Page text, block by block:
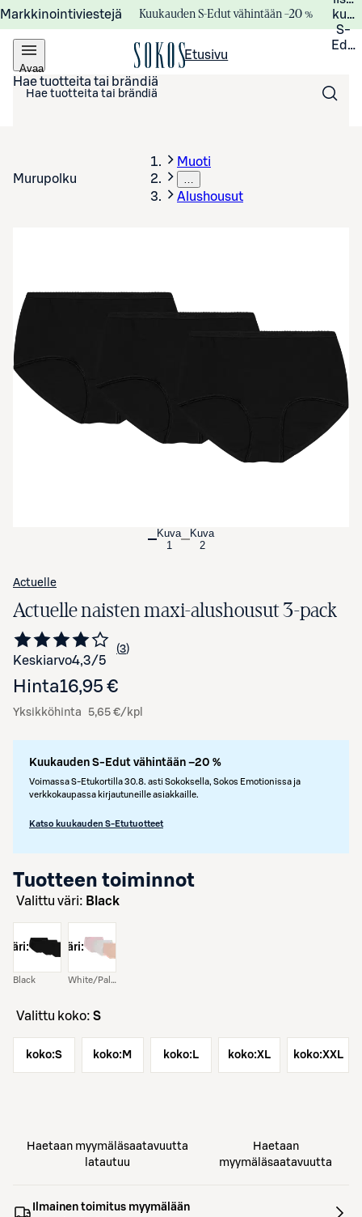
Markkinointiviestejä Kuukauden S-Edut vähintään –20 %
S-
Avaa
valikko
Etusivu
Hae tuotteita tai brändiä
Murupolku
Muoti
…
Alushousut
Avaa tuotekuva suurennettuna
Kuva
1
Kuva
2
Actuelle
Actuelle naisten maxi-alushousut 3-pack
Keskiarvo4,3/5 Siirry arvioihin
3
kappaletta
Hinta16,95 €
Yksikköhinta 5,65 €/kpl
Kuukauden S-Edut vähintään –20 %
Voimassa S-Etukortilla 30.8. asti Sokoksella, Sokos Emotionissa ja
verkkokaupassa kirjautuneille asiakkaille.
Katso kuukauden S-Etutuotteet
Tuotteen toiminnot
Valittu väri: Black
väri:
Black
väri:
White/Pale Lilac/beige
Valittu koko: S
koko:S koko: M koko: L koko:XL koko:XXL
Haetaan myymäläsaatavuutta
latautuu
Haetaan
myymäläsaatavuutta
Ilmainen toimitus myymälään